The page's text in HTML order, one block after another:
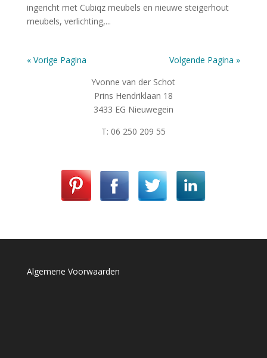
ingericht met Cubiqz meubels en nieuwe steigerhout
meubels, verlichting,...
« Vorige Pagina
Volgende Pagina »
Yvonne van der Schot
Prins Hendriklaan 18
3433 EG Nieuwegein
T: 06 250 209 55
Algemene Voorwaarden